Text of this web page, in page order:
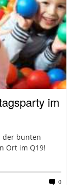
im
der bunten
Ort im Q19!
0